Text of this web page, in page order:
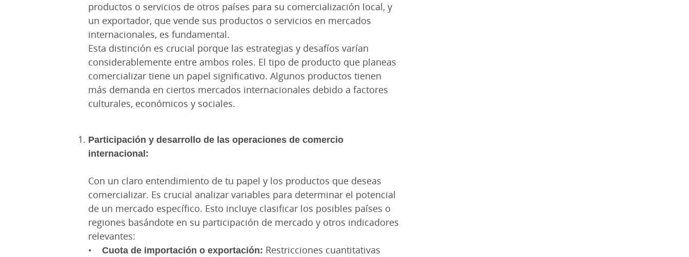
productos o servicios de otros países para su comercialización local, y
un exportador, que vende sus productos o servicios en mercados
internacionales, es fundamental.
Esta distinción es crucial porque las estrategias y desafíos varían
considerablemente entre ambos roles. El tipo de producto que planeas
comercializar tiene un papel significativo. Algunos productos tienen
más demanda en ciertos mercados internacionales debido a factores
culturales, económicos y sociales.
Participación y desarrollo de las operaciones de comercio
internacional:
Con un claro entendimiento de tu papel y los productos que deseas
comercializar. Es crucial analizar variables para determinar el potencial
de un mercado específico. Esto incluye clasificar los posibles países o
regiones basándote en su participación de mercado y otros indicadores
relevantes:
• Cuota de importación o exportación: Restricciones cuantitativas